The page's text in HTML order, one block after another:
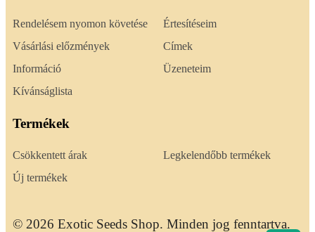
Rendelésem nyomon követése
Vásárlási előzmények
Információ
Kívánságlista
Értesítéseim
Címek
Üzeneteim
Termékek
Csökkentett árak
Új termékek
Legkelendőbb termékek
© 2026 Exotic Seeds Shop. Minden jog fenntartva.